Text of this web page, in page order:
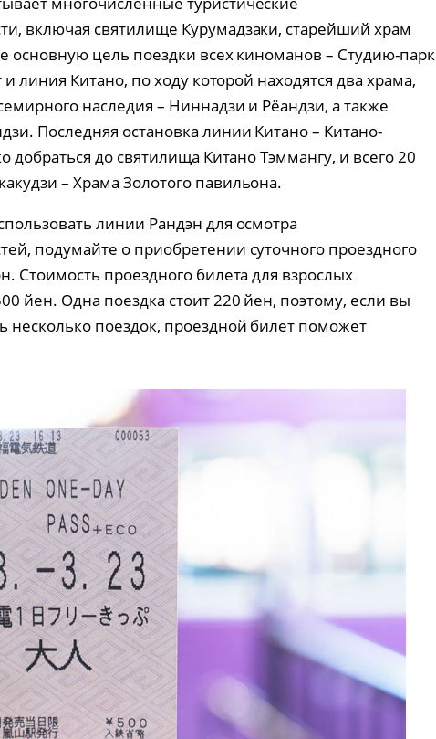
включая святилище Курумадзаки, старейший храм
основную цель поездки всех киноманов – Студию-парк
и линия Китано, по ходу которой находятся два храма,
наследия – Ниннадзи и Рёандзи, а также
Последняя остановка линии Китано – Китано-
добраться до святилища Китано Тэммангу, и всего 20
– Храма Золотого павильона.
линии Рандэн для осмотра
подумайте о приобретении суточного проездного
Стоимость проездного билета для взрослых
йен. Одна поездка стоит 220 йен, поэтому, если вы
несколько поездок, проездной билет поможет